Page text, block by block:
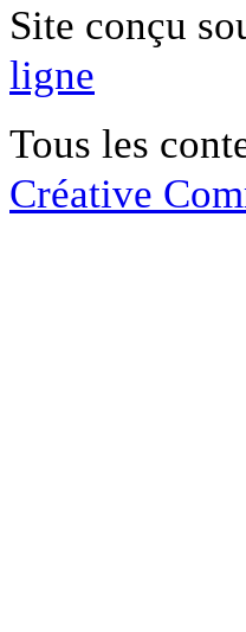
Site conçu
ligne
Tous les
Créative